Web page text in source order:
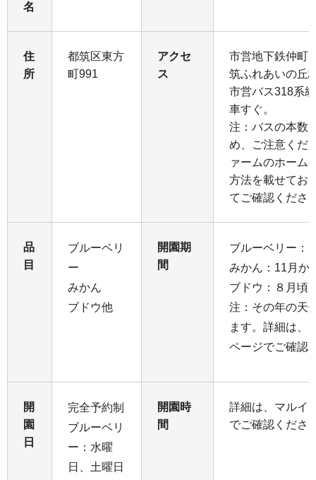
名
住
所
都筑区東方
町991
アクセ
ス
市営地下鉄仲町
筑ふれあいの丘
市営バス318系
車すぐ。
注：バスの本数
め、ご注意くだ
ァームのホーム
方法を載せてお
てご確認くださ
品
目
ブルーベリ
ー
みかん
ブドウ他
開園期
間
ブルーベリー：
みかん：11月か
ブドウ：８月頃
注：その年の天
ます。詳細は、
ページでご確認
開
園
日
完全予約制
ブルーベリ
ー：水曜
日、土曜日
開園時
間
詳細は、マルイ
でご確認くださ